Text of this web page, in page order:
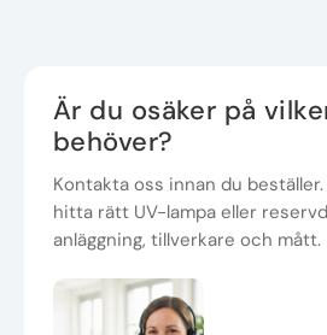
Är du osäker på
behöver?
Kontakta oss innan du
hitta rätt UV-lampa eller
anläggning, tillverkare och mått.